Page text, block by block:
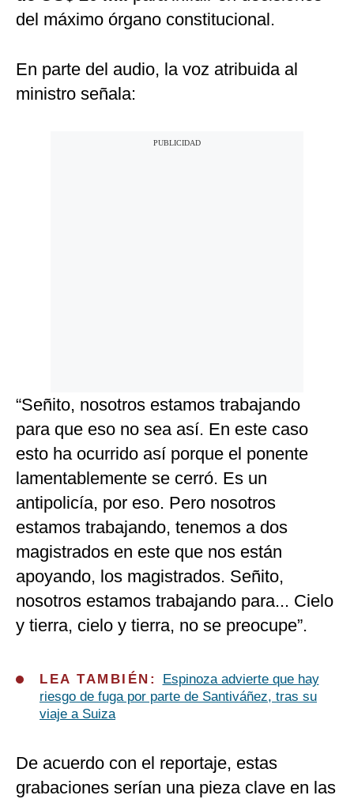
del máximo órgano constitucional.
En parte del audio, la voz atribuida al
ministro señala:
“Señito, nosotros estamos trabajando
para que eso no sea así. En este caso
esto ha ocurrido así porque el ponente
lamentablemente se cerró. Es un
antipolicía, por eso. Pero nosotros
estamos trabajando, tenemos a dos
magistrados en este que nos están
apoyando, los magistrados. Señito,
nosotros estamos trabajando para... Cielo
y tierra, cielo y tierra, no se preocupe”.
LEA TAMBIÉN:
Espinoza advierte que hay
riesgo de fuga por parte de Santiváñez, tras su
viaje a Suiza
De acuerdo con el reportaje, estas
grabaciones serían una pieza clave en las